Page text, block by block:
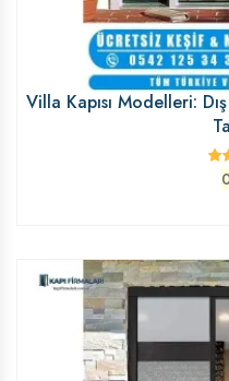
Villa Kapısı Modelleri: